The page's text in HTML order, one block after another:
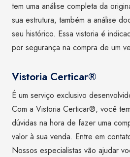
tem uma análise completa da
sua estrutura, também a análise
seu histórico. Essa vistoria é
por segurança na compra de um
Vistoria Certicar®
É um serviço exclusivo
Com a Vistoria Certicar®, você
dúvidas na hora de fazer uma
valor à sua venda. Entre em
Nossos especialistas vão ajudar